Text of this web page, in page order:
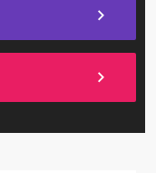
chevron_right
chevron_right